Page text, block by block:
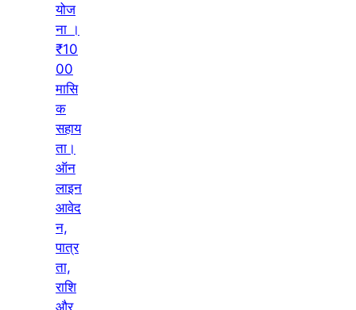
योज
ना ।
₹10
00
मासि
क
सहाय
ता।
ऑन
लाइन
आवेद
न,
पात्र
ता,
राशि
और